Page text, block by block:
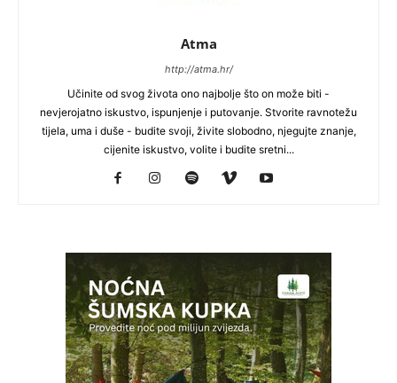
Atma
http://atma.hr/
Učinite od svog života ono najbolje što on može biti -
nevjerojatno iskustvo, ispunjenje i putovanje. Stvorite ravnotežu
tijela, uma i duše - budite svoji, živite slobodno, njegujte znanje,
cijenite iskustvo, volite i budite sretni...